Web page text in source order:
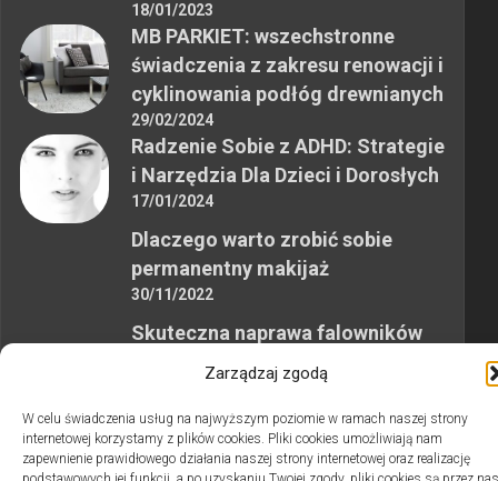
Zarządzaj zgodą
W celu świadczenia usług na najwyższym poziomie w ramach naszej strony
internetowej korzystamy z plików cookies. Pliki cookies umożliwiają nam
zapewnienie prawidłowego działania naszej strony internetowej oraz realizację
18/01/2023
MB PARKIET: wszechstronne
świadczenia z zakresu renowacji i
cyklinowania podłóg drewnianych
29/02/2024
Radzenie Sobie z ADHD: Strategie
i Narzędzia Dla Dzieci i Dorosłych
17/01/2024
Dlaczego warto zrobić sobie
permanentny makijaż
30/11/2022
Skuteczna naprawa falowników
przemysłowych